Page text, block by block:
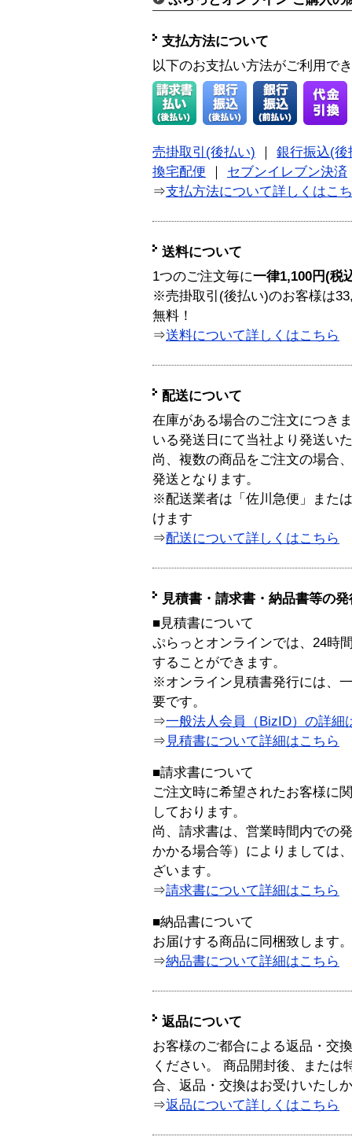
支払方法について
以下のお支払い方法がご利用で
売掛取引(後払い)
銀行振込(後
換宅配便
セブンイレブン決済
⇒支払方法について詳しくはこ
送料について
1つのご注文毎に一律1,100円(税
※売掛取引(後払い)のお客様は
無料！
⇒送料について詳しくはこちら
配送について
在庫がある場合のご注文につき
いる発送日にて当社より発送い
尚、複数の商品をご注文の場合
発送となります。
※配送業者は「佐川急便」また
けます
⇒配送について詳しくはこちら
見積書・請求書・納品書等の
■見積書について
ぷらっとオンラインでは、24時
することができます。
※オンライン見積書発行には、
要です。
⇒一般法人会員（BizID）の詳細
⇒ 見積書について詳細はこちら
■請求書について
ご注文時に希望されたお客様に
しております。
尚、請求書は、営業時間内での
かかる場合等）によりましては
ざいます。
⇒請求書について詳細はこちら
■納品書について
お届けする商品に同梱致します。
⇒納品書について詳細はこちら
返品について
お客様のご都合による返品・交
ください。 商品開封後、または
合、返品・交換はお受けいたし
⇒返品について詳しくはこちら